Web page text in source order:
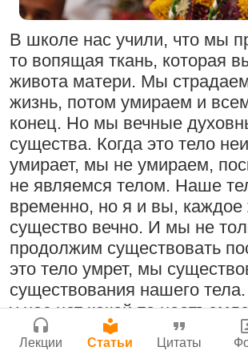
Бог, наука и атеизм, часть
слушателям!
9:25 |17
Атланта,
Поклоняться Бхактивиноду
исполняя его бхаджаны
2008 |Бойсе,
Радхарани — глава
служений
1:05:35 7
В школе нас учили, что мы
то вопящая ткань, которая
живота матери. Мы
жизнь, потом умираем и
конец. Но мы вечные
существа. Когда это тело
умирает, мы не умираем,
не являемся телом. Наше
временно, но я и вы, каждое
существо вечно. И мы не
продолжим существовать
это тело умрет, мы
существования нашего
у нас нет какой-то
этим телом.
Чайтанье
29 июля 2026
Нектар имени Кришны
24 июля 2026
Подрыватели доверия к
22 июля 2026
Джанмаштами в
Сайт
Войти|Регистрация|
Инструкция
Лекции Статьи Цитаты